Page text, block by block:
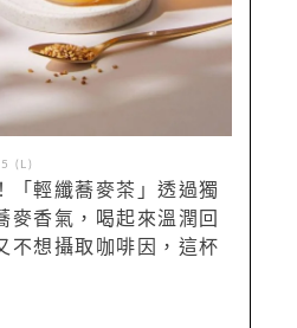
(L)
「輕纖蕎麥茶」透過獨
麥香氣，喝起來溫潤回
不想攝取咖啡因，這杯